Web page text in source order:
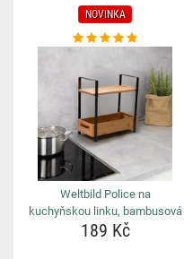
NOVINKA
Weltbild Police na
kuchyňskou linku, bambusová
189 Kč